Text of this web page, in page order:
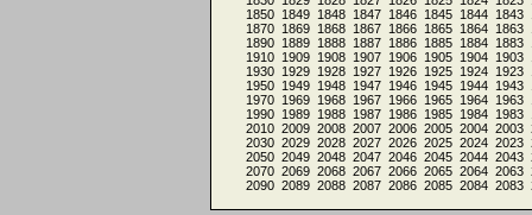
1843
1844
1845
1846
1847
1848
1849
1850
1863
1864
1865
1866
1867
1868
1869
1870
1883
1884
1885
1886
1887
1888
1889
1890
1903
1904
1905
1906
1907
1908
1909
1910
1923
1924
1925
1926
1927
1928
1929
1930
1943
1944
1945
1946
1947
1948
1949
1950
1963
1964
1965
1966
1967
1968
1969
1970
1983
1984
1985
1986
1987
1988
1989
1990
2003
2004
2005
2006
2007
2008
2009
2010
2023
2024
2025
2026
2027
2028
2029
2030
2043
2044
2045
2046
2047
2048
2049
2050
2063
2064
2065
2066
2067
2068
2069
2070
2083
2084
2085
2086
2087
2088
2089
2090